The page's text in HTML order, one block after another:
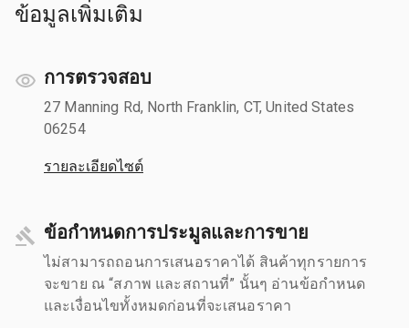
ข้อมูลเพิ่มเติม
การตรวจสอบ
27 Manning Rd, North Franklin, CT, United States
06254
รายละเอียดไซต์
ข้อกำหนดการประมูลและการขาย
ไม่สามารถถอนการเสนอราคาได้ สินค้าทุกรายการ
จะขาย ณ “สภาพ และสถานที่” นั้นๆ อ่านข้อกำหนด
และเงื่อนไขทั้งหมดก่อนที่จะเสนอราคา